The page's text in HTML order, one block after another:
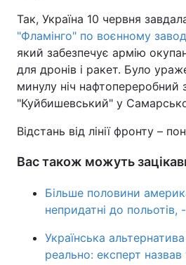
Так, Україна 10 червня
"Фламінго" по воєнному
який забезпечує армію
для дронів і ракет. Було
минулу ніч нафтопереробний
"Куйбишевський" у
Відстань від лінії фронту –
Вас також можуть
Більше половини
непридатні до
Українська
реально: експерт назвав